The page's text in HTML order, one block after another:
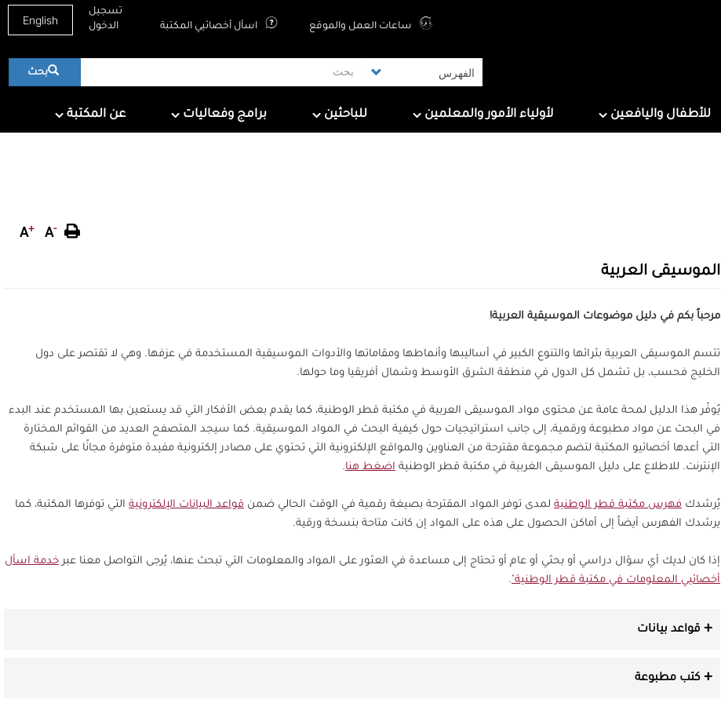
English ساعات العمل والموقع اسأل أخصائيي المكتبة
تسجيل
الدخول
بحث
For Children And Teens
للأطفال واليافعين
For Parents & Educators
لأولياء الأمور والمعلمين
For Researchers
للباحثين
Programs & Events
برامج وفعاليات
About QNL
عن المكتبة
A+ A-
الموسيقى العربية
مرحباً بكم في دليل موضوعات الموسيقية العربية!
تتسم الموسيقى العربية بثرائها والتنوع الكبير في أساليبها وأنماطها ومقاماتها والأدوات الموسيقية المستخدمة في عزفها. وهي لا تقتصر على دول
الخليج فحسب، بل تشمل كل الدول في منطقة الشرق الأوسط وشمال أفريقيا وما حولها.
يُوفّر هذا الدليل لمحة عامة عن محتوى مواد الموسيقى العربية في مكتبة قطر الوطنية، كما يقدم بعض الأفكار التي قد يستعين بها المستخدم عند البدء
في البحث عن مواد مطبوعة ورقمية، إلى جانب استراتيجيات حول كيفية البحث في المواد الموسيقية. كما سيجد المتصفح العديد من القوائم المختارة
التي أعدها أخصائيو المكتبة لتضم مجموعة مقترحة من العناوين والمواقع الإلكترونية التي تحتوي على مصادر إلكترونية مفيدة متوفرة مجانًا على شبكة
الإنترنت. للاطلاع على دليل الموسيقى الغربية في مكتبة قطر الوطنية اضغط هنا.
يُرشدك فهرس مكتبة قطر الوطنية لمدى توفر المواد المقترحة بصيغة رقمية في الوقت الحالي ضمن قواعد البيانات الإلكترونية التي توفرها المكتبة، كما
يرشدك الفهرس أيضاً إلى أماكن الحصول على هذه على المواد إن كانت متاحة بنسخة ورقية.
إذا كان لديك أي سؤال دراسي أو بحثي أو عام أو تحتاج إلى مساعدة في العثور على المواد والمعلومات التي تبحث عنها، يُرجى التواصل معنا عبرخدمة اسأل
أخصائيي المعلومات في مكتبة قطر الوطنية".
قواعد بيانات
كتب مطبوعة